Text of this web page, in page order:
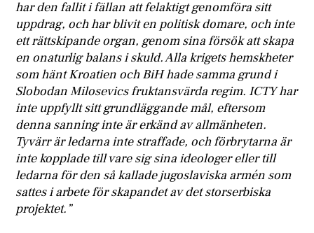
har den fallit i fällan att felaktigt genomföra sitt
uppdrag, och har blivit en politisk domare, och inte
ett rättskipande organ, genom sina försök att skapa
en onaturlig balans i skuld. Alla krigets hemskheter
som hänt Kroatien och BiH hade samma grund i
Slobodan Milosevics fruktansvärda regim. ICTY har
inte uppfyllt sitt grundläggande mål, eftersom
denna sanning inte är erkänd av allmänheten.
Tyvärr är ledarna inte straffade, och förbrytarna är
inte kopplade till vare sig sina ideologer eller till
ledarna för den så kallade jugoslaviska armén som
sattes i arbete för skapandet av det storserbiska
projektet.”